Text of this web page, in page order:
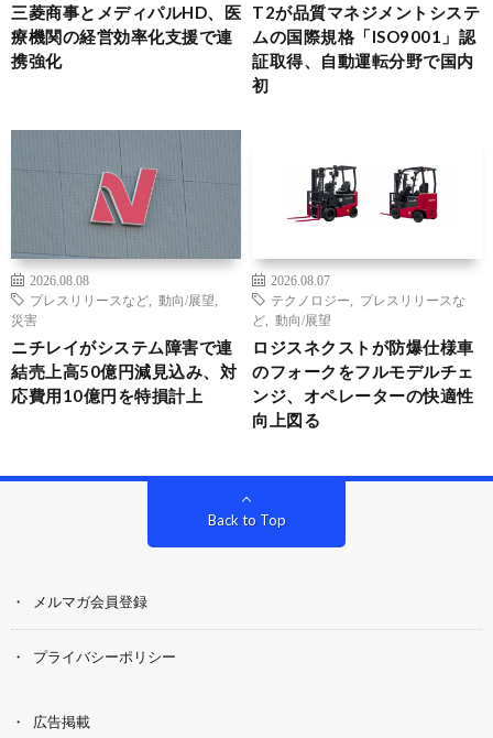
三菱商事とメディパルHD、医
療機関の経営効率化支援で連
携強化
T2が品質マネジメントシステ
ムの国際規格「ISO9001」認
証取得、自動運転分野で国内
初
2026.08.08
プレスリリースなど
動向/展望
災害
ニチレイがシステム障害で連
結売上高50億円減見込み、対
応費用10億円を特損計上
2026.08.07
テクノロジー
プレスリリースな
ど
動向/展望
ロジスネクストが防爆仕様車
のフォークをフルモデルチェ
ンジ、オペレーターの快適性
向上図る
Back to Top
メルマガ会員登録
プライバシーポリシー
広告掲載